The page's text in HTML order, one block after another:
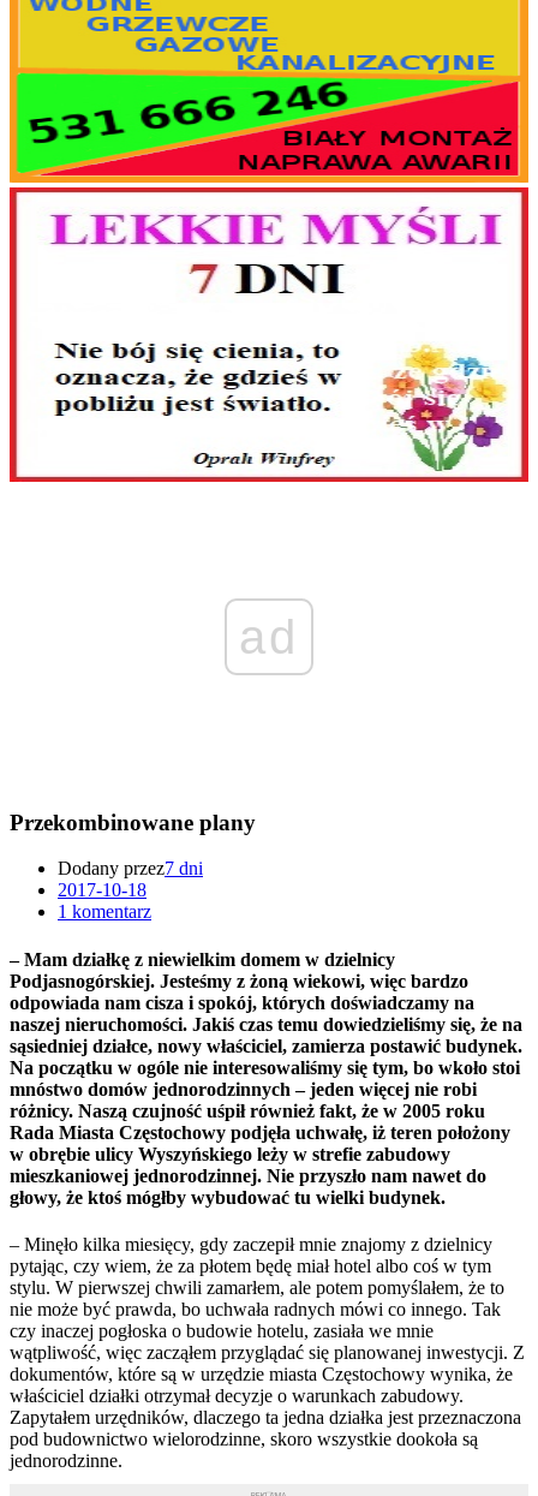
ad
Przekombinowane plany
Dodany przez7 dni
2017-10-18
1 komentarz
– Mam działkę z niewielkim domem w dzielnicy
Podjasnogórskiej. Jesteśmy z żoną wiekowi, więc bardzo
odpowiada nam cisza i spokój, których doświadczamy na
naszej nieruchomości. Jakiś czas temu dowiedzieliśmy się, że na
sąsiedniej działce, nowy właściciel, zamierza postawić budynek.
Na początku w ogóle nie interesowaliśmy się tym, bo wkoło stoi
mnóstwo domów jednorodzinnych – jeden więcej nie robi
różnicy. Naszą czujność uśpił również fakt, że w 2005 roku
Rada Miasta Częstochowy podjęła uchwałę, iż teren położony
w obrębie ulicy Wyszyńskiego leży w strefie zabudowy
mieszkaniowej jednorodzinnej. Nie przyszło nam nawet do
głowy, że ktoś mógłby wybudować tu wielki budynek.
– Minęło kilka miesięcy, gdy zaczepił mnie znajomy z dzielnicy
pytając, czy wiem, że za płotem będę miał hotel albo coś w tym
stylu. W pierwszej chwili zamarłem, ale potem pomyślałem, że to
nie może być prawda, bo uchwała radnych mówi co innego. Tak
czy inaczej pogłoska o budowie hotelu, zasiała we mnie
wątpliwość, więc zacząłem przyglądać się planowanej inwestycji. Z
dokumentów, które są w urzędzie miasta Częstochowy wynika, że
właściciel działki otrzymał decyzje o warunkach zabudowy.
Zapytałem urzędników, dlaczego ta jedna działka jest przeznaczona
pod budownictwo wielorodzinne, skoro wszystkie dookoła są
jednorodzinne.